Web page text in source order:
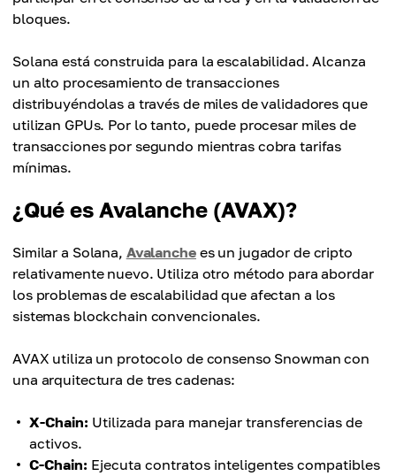
bloques.
Solana está construida para la escalabilidad. Alcanza
un alto procesamiento de transacciones
distribuyéndolas a través de miles de validadores que
utilizan GPUs. Por lo tanto, puede procesar miles de
transacciones por segundo mientras cobra tarifas
mínimas.
¿Qué es Avalanche (AVAX)?
Similar a Solana, Avalanchees un jugador de cripto
relativamente nuevo. Utiliza otro método para abordar
los problemas de escalabilidad que afectan a los
sistemas blockchain convencionales.
AVAX utiliza un protocolo de consenso Snowman con
una arquitectura de tres cadenas:
X-Chain: Utilizada para manejar transferencias de
activos.
C-Chain: Ejecuta contratos inteligentes compatibles